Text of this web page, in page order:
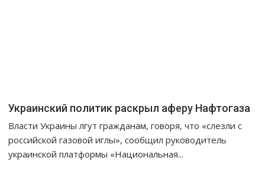
Украинский политик раскрыл аферу Нафтогаза
Власти Украины лгут гражданам, говоря, что «слезли с
российской газовой иглы», сообщил руководитель
украинской платформы «Национальная...